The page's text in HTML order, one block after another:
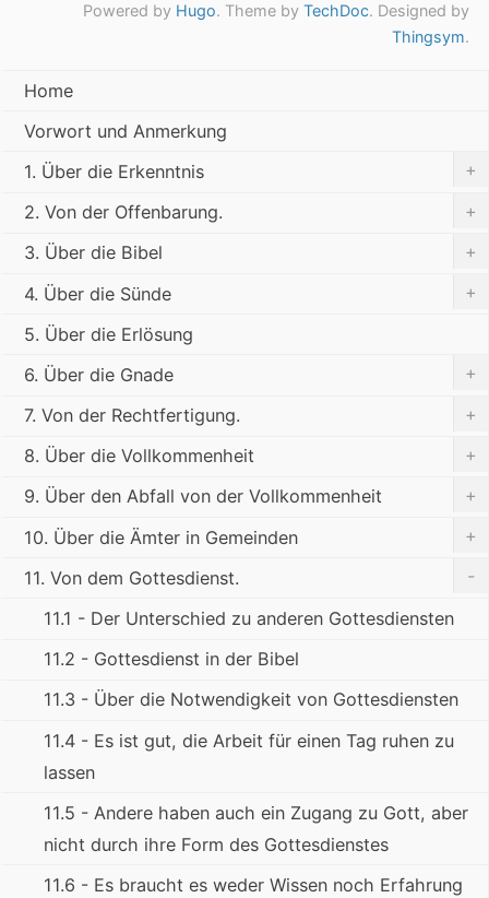
Powered by Hugo. Theme by TechDoc. Designed by
Thingsym.
Home
Vorwort und Anmerkung
1. Über die Erkenntnis
+
2. Von der Offenbarung.
+
3. Über die Bibel
+
4. Über die Sünde
+
5. Über die Erlösung
6. Über die Gnade
+
7. Von der Rechtfertigung.
+
8. Über die Vollkommenheit
+
9. Über den Abfall von der Vollkommenheit
+
10. Über die Ämter in Gemeinden
+
11. Von dem Gottesdienst.
-
11.1 - Der Unterschied zu anderen Gottesdiensten
11.2 - Gottesdienst in der Bibel
11.3 - Über die Notwendigkeit von Gottesdiensten
11.4 - Es ist gut, die Arbeit für einen Tag ruhen zu
lassen
11.5 - Andere haben auch ein Zugang zu Gott, aber
nicht durch ihre Form des Gottesdienstes
11.6 - Es braucht es weder Wissen noch Erfahrung